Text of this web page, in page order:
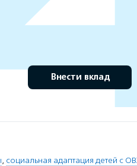
Внести вклад
, социальная адаптация детей с